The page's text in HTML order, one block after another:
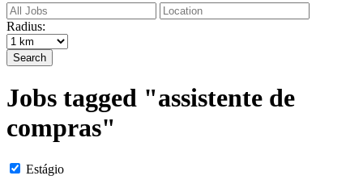
Radius:
Search
Jobs tagged "assistente de
compras"
Estágio